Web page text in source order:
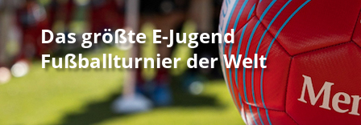
Das größte E-Jugend
Fußballturnier der Welt